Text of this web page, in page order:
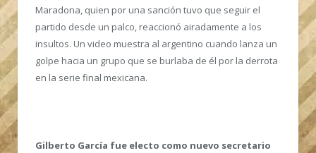
Maradona, quien por una sanción tuvo que seguir el
partido desde un palco, reaccionó airadamente a los
insultos. Un video muestra al argentino cuando lanza un
golpe hacia un grupo que se burlaba de él por la derrota
en la serie final mexicana.
Gilberto García fue electo como nuevo secretario